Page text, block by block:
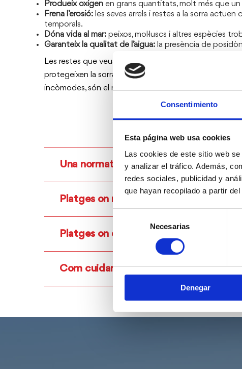
Consentimiento
Esta página web usa cookies
Las cookies de este sitio web
y analizar el tráfico. Además,
redes sociales, publicidad y
que hayan recopilado a partir
consentimiento
Necesarias
Denegar
Produeix oxigen en grans quantitats, molt més que
Frena l’erosió: les seves arrels i restes a la sorra
temporals.
Dóna vida al mar: peixos, mol·luscs i altres espècies
Garanteix la qualitat de l’aigua: la presència de
Les restes que veus a la vora compleixen també una
protegeixen la sorra i formen part del cicle ecològic de
incòmodes, són el millor indicador que ets en un litoral
Una normativa per a la conservació
Platges on no es retira la posidònia
Platges on està permesa la retirada
Com cuidar-la